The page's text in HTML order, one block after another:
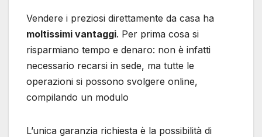
Vendere i preziosi direttamente da casa ha
moltissimi vantaggi. Per prima cosa si
risparmiano tempo e denaro: non è infatti
necessario recarsi in sede, ma tutte le
operazioni si possono svolgere online,
compilando un modulo
L’unica garanzia richiesta è la possibilità di